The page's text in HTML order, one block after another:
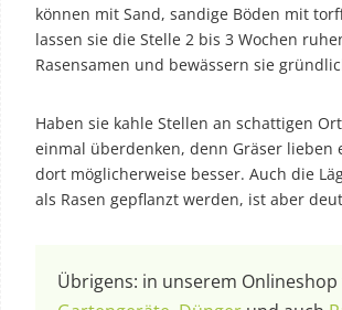
können mit Sand, sandige Böden mit
lassen sie die Stelle 2 bis 3 Wochen
Rasensamen und bewässern sie
Haben sie kahle Stellen an schattigen
einmal überdenken, denn Gräser lieben
dort möglicherweise besser. Auch die
als Rasen gepflanzt werden, ist aber
Übrigens: in unserem